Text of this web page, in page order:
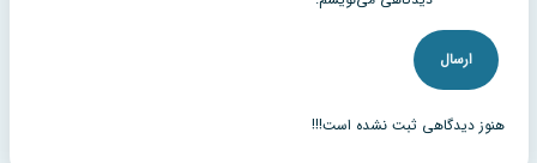
هنوز دیدگاهی ثبت نشده است!!!